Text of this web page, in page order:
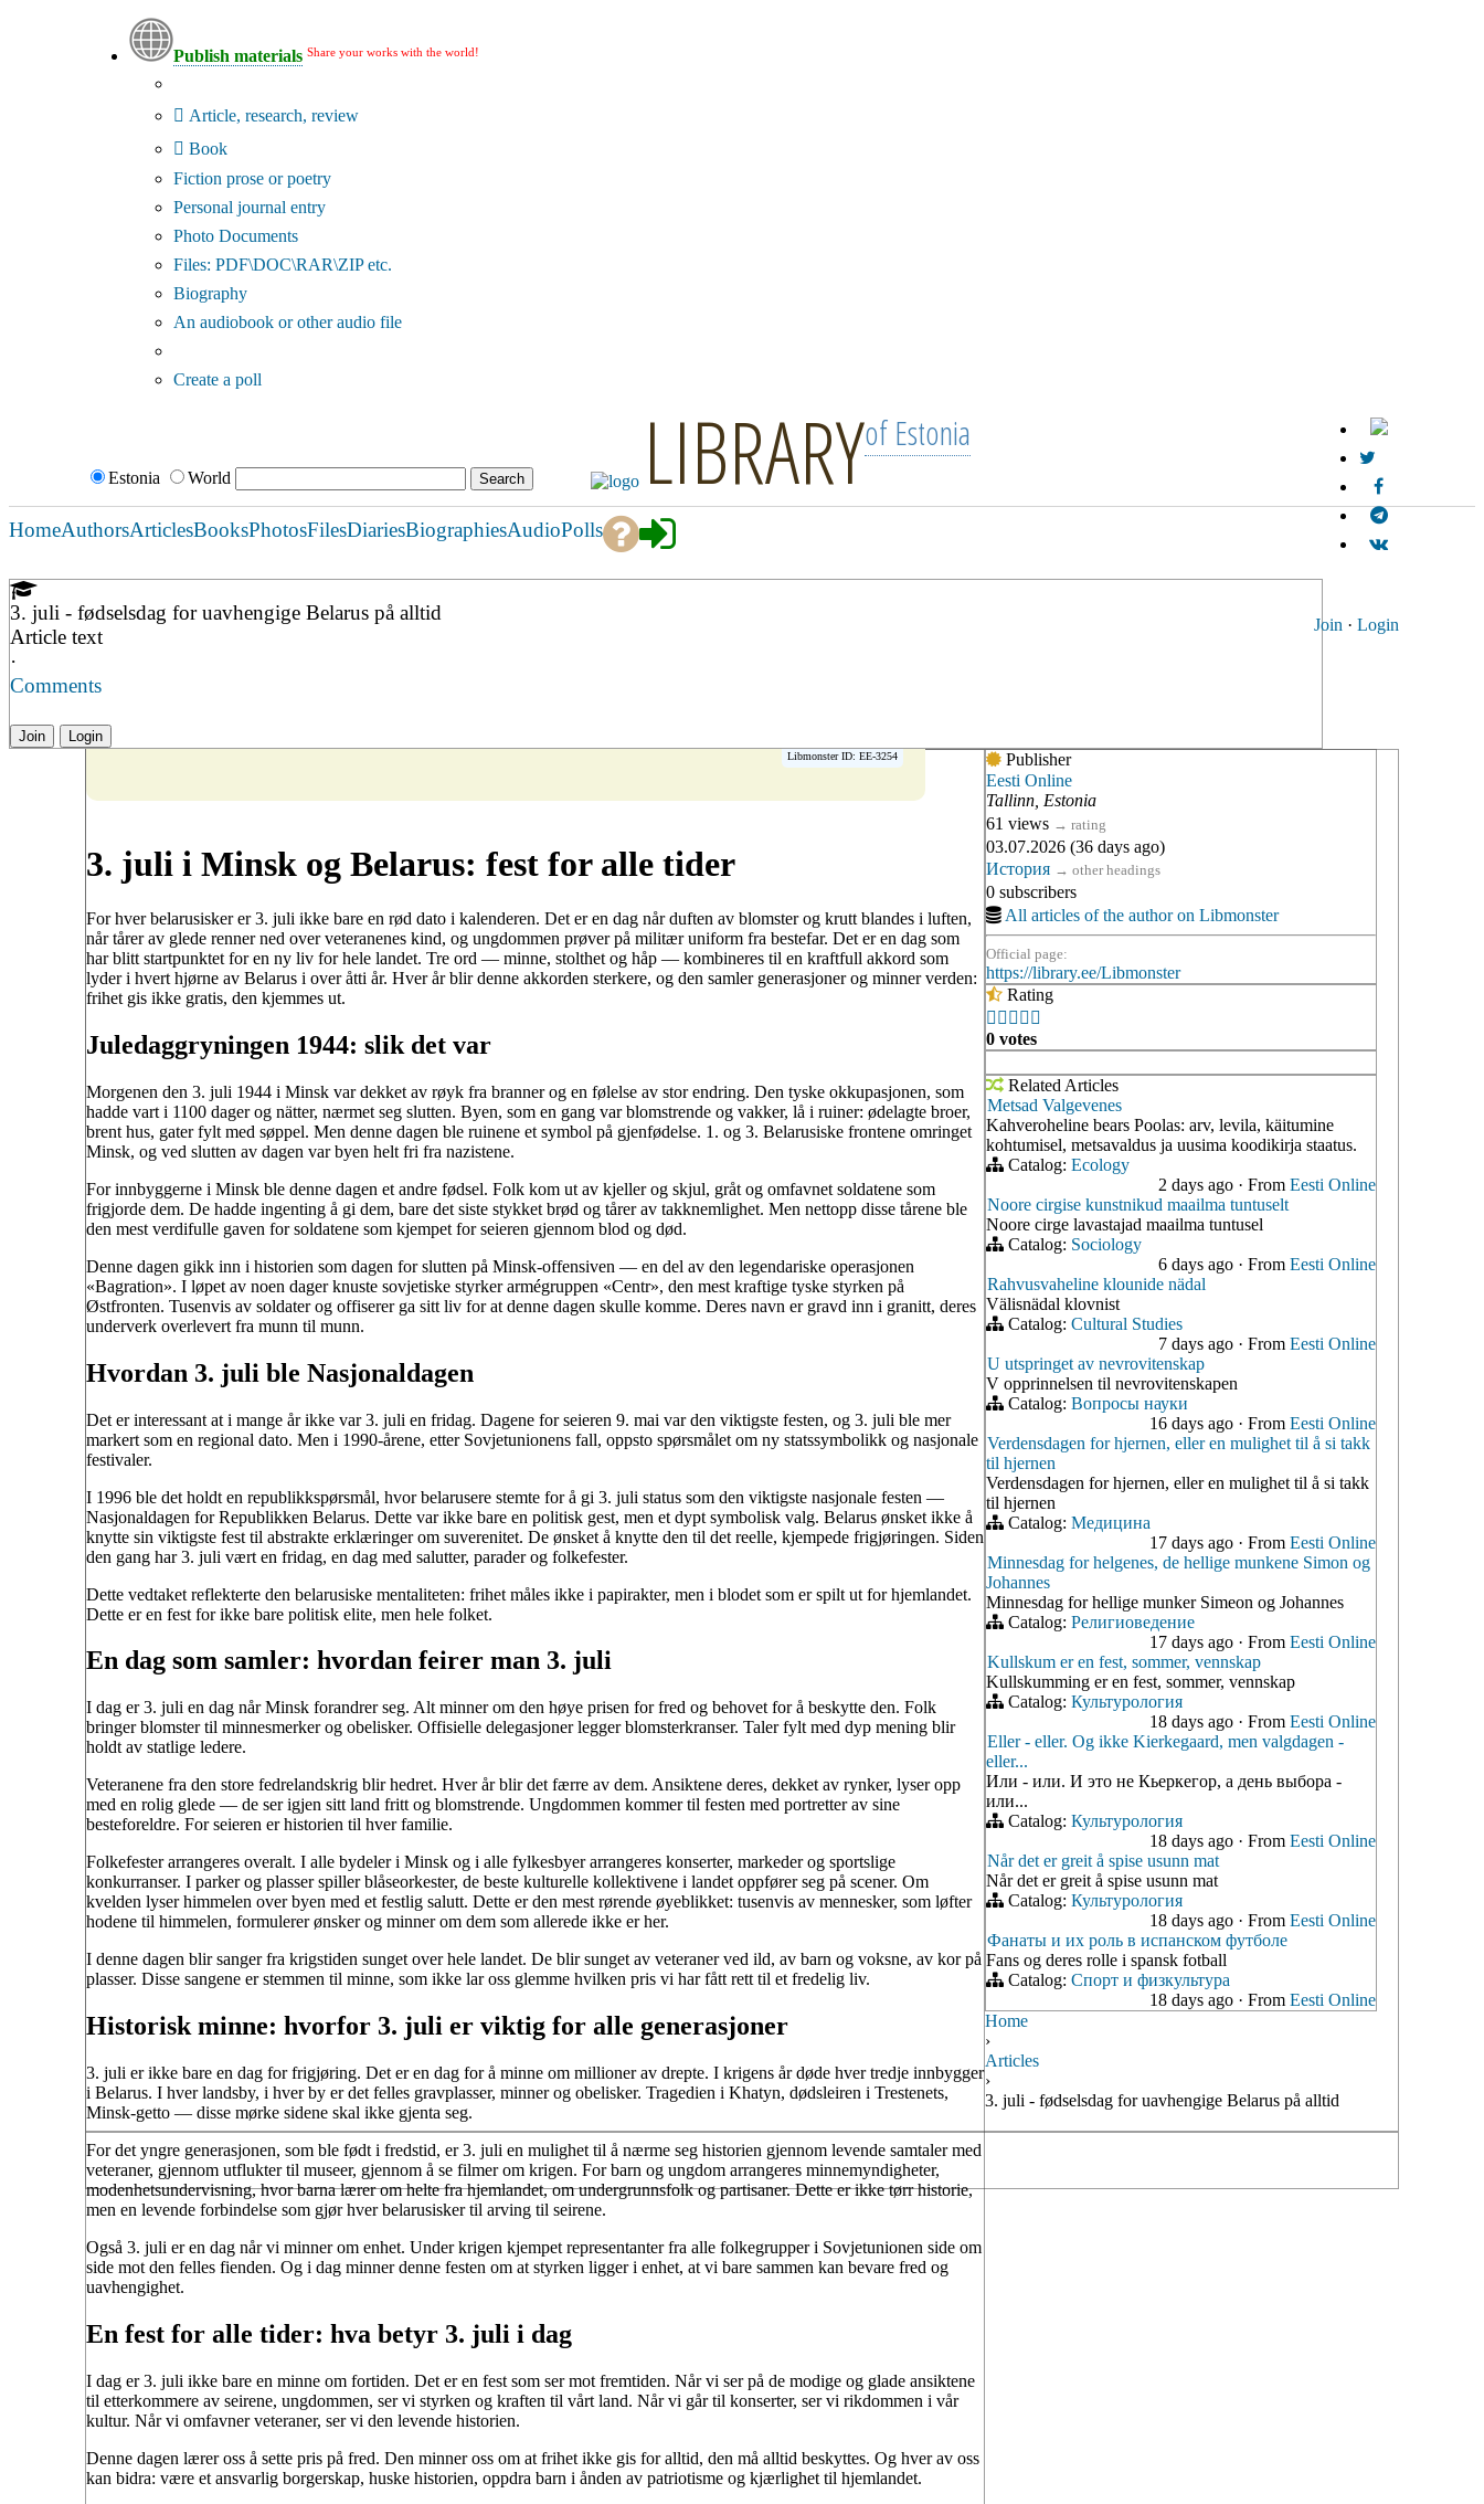
Publish materials Share your works with the world!
Article, research, review
Book
Fiction prose or poetry
Personal journal entry
Photo Documents
Files: PDF\DOC\RAR\ZIP etc.
Biography
An audiobook or other audio file
Create a poll
Estonia World LIBRARYof Estonia
Join · Login
HomeAuthorsArticlesBooksPhotosFilesDiariesBiographiesAudioPolls
3. juli - fødselsdag for uavhengige Belarus på alltid
Article text
·
Comments
Join Login
Libmonster ID: EE-3254
3. juli i Minsk og Belarus: fest for alle tider
For hver belarusisker er 3. juli ikke bare en rød dato i kalenderen. Det er en dag når duften av blomster og krutt blandes i luften,
når tårer av glede renner ned over veteranenes kind, og ungdommen prøver på militær uniform fra bestefar. Det er en dag som
har blitt startpunktet for en ny liv for hele landet. Tre ord — minne, stolthet og håp — kombineres til en kraftfull akkord som
lyder i hvert hjørne av Belarus i over åtti år. Hver år blir denne akkorden sterkere, og den samler generasjoner og minner verden:
frihet gis ikke gratis, den kjemmes ut.
Juledaggryningen 1944: slik det var
Morgenen den 3. juli 1944 i Minsk var dekket av røyk fra branner og en følelse av stor endring. Den tyske okkupasjonen, som
hadde vart i 1100 dager og nätter, nærmet seg slutten. Byen, som en gang var blomstrende og vakker, lå i ruiner: ødelagte broer,
brent hus, gater fylt med søppel. Men denne dagen ble ruinene et symbol på gjenfødelse. 1. og 3. Belarusiske frontene omringet
Minsk, og ved slutten av dagen var byen helt fri fra nazistene.
For innbyggerne i Minsk ble denne dagen et andre fødsel. Folk kom ut av kjeller og skjul, gråt og omfavnet soldatene som
frigjorde dem. De hadde ingenting å gi dem, bare det siste stykket brød og tårer av takknemlighet. Men nettopp disse tårene ble
den mest verdifulle gaven for soldatene som kjempet for seieren gjennom blod og død.
Denne dagen gikk inn i historien som dagen for slutten på Minsk-offensiven — en del av den legendariske operasjonen
«Bagration». I løpet av noen dager knuste sovjetiske styrker armégruppen «Centr», den mest kraftige tyske styrken på
Østfronten. Tusenvis av soldater og offiserer ga sitt liv for at denne dagen skulle komme. Deres navn er gravd inn i granitt, deres
underverk overlevert fra munn til munn.
Hvordan 3. juli ble Nasjonaldagen
Det er interessant at i mange år ikke var 3. juli en fridag. Dagene for seieren 9. mai var den viktigste festen, og 3. juli ble mer
markert som en regional dato. Men i 1990-årene, etter Sovjetunionens fall, oppsto spørsmålet om ny statssymbolikk og nasjonale
festivaler.
I 1996 ble det holdt en republikkspørsmål, hvor belarusere stemte for å gi 3. juli status som den viktigste nasjonale festen —
Nasjonaldagen for Republikken Belarus. Dette var ikke bare en politisk gest, men et dypt symbolisk valg. Belarus ønsket ikke å
knytte sin viktigste fest til abstrakte erklæringer om suverenitet. De ønsket å knytte den til det reelle, kjempede frigjøringen. Siden
den gang har 3. juli vært en fridag, en dag med salutter, parader og folkefester.
Dette vedtaket reflekterte den belarusiske mentaliteten: frihet måles ikke i papirakter, men i blodet som er spilt ut for hjemlandet.
Dette er en fest for ikke bare politisk elite, men hele folket.
En dag som samler: hvordan feirer man 3. juli
I dag er 3. juli en dag når Minsk forandrer seg. Alt minner om den høye prisen for fred og behovet for å beskytte den. Folk
bringer blomster til minnesmerker og obelisker. Offisielle delegasjoner legger blomsterkranser. Taler fylt med dyp mening blir
holdt av statlige ledere.
Veteranene fra den store fedrelandskrig blir hedret. Hver år blir det færre av dem. Ansiktene deres, dekket av rynker, lyser opp
med en rolig glede — de ser igjen sitt land fritt og blomstrende. Ungdommen kommer til festen med portretter av sine
besteforeldre. For seieren er historien til hver familie.
Folkefester arrangeres overalt. I alle bydeler i Minsk og i alle fylkesbyer arrangeres konserter, markeder og sportslige
konkurranser. I parker og plasser spiller blåseorkester, de beste kulturelle kollektivene i landet oppfører seg på scener. Om
kvelden lyser himmelen over byen med et festlig salutt. Dette er den mest rørende øyeblikket: tusenvis av mennesker, som løfter
hodene til himmelen, formulerer ønsker og minner om dem som allerede ikke er her.
I denne dagen blir sanger fra krigstiden sunget over hele landet. De blir sunget av veteraner ved ild, av barn og voksne, av kor på
plasser. Disse sangene er stemmen til minne, som ikke lar oss glemme hvilken pris vi har fått rett til et fredelig liv.
Historisk minne: hvorfor 3. juli er viktig for alle generasjoner
3. juli er ikke bare en dag for frigjøring. Det er en dag for å minne om millioner av drepte. I krigens år døde hver tredje innbygger
i Belarus. I hver landsby, i hver by er det felles gravplasser, minner og obelisker. Tragedien i Khatyn, dødsleiren i Trestenets,
Minsk-getto — disse mørke sidene skal ikke gjenta seg.
For det yngre generasjonen, som ble født i fredstid, er 3. juli en mulighet til å nærme seg historien gjennom levende samtaler med
veteraner, gjennom utflukter til museer, gjennom å se filmer om krigen. For barn og ungdom arrangeres minnemyndigheter,
modenhetsundervisning, hvor barna lærer om helte fra hjemlandet, om undergrunnsfolk og partisaner. Dette er ikke tørr historie,
men en levende forbindelse som gjør hver belarusisker til arving til seirene.
Også 3. juli er en dag når vi minner om enhet. Under krigen kjempet representanter fra alle folkegrupper i Sovjetunionen side om
side mot den felles fienden. Og i dag minner denne festen om at styrken ligger i enhet, at vi bare sammen kan bevare fred og
uavhengighet.
En fest for alle tider: hva betyr 3. juli i dag
I dag er 3. juli ikke bare en minne om fortiden. Det er en fest som ser mot fremtiden. Når vi ser på de modige og glade ansiktene
til etterkommere av seirene, ungdommen, ser vi styrken og kraften til vårt land. Når vi går til konserter, ser vi rikdommen i vår
kultur. Når vi omfavner veteraner, ser vi den levende historien.
Denne dagen lærer oss å sette pris på fred. Den minner oss om at frihet ikke gis for alltid, den må alltid beskyttes. Og hver av oss
kan bidra: være et ansvarlig borgerskap, huske historien, oppdra barn i ånden av patriotisme og kjærlighet til hjemlandet.
Publisher
Eesti Online
Tallinn, Estonia
61 views → rating
03.07.2026 (36 days ago)
История → other headings
0 subscribers
All articles of the author on Libmonster
Official page:
https://library.ee/Libmonster
Rating
    
0 votes
Related Articles
Metsad Valgevenes
Kahveroheline bears Poolas: arv, levila, käitumine
kohtumisel, metsavaldus ja uusima koodikirja staatus.
Catalog: Ecology
2 days ago · From Eesti Online
Noore cirgise kunstnikud maailma tuntuselt
Noore cirge lavastajad maailma tuntusel
Catalog: Sociology
6 days ago · From Eesti Online
Rahvusvaheline klounide nädal
Välisnädal klovnist
Catalog: Cultural Studies
7 days ago · From Eesti Online
U utspringet av nevrovitenskap
V opprinnelsen til nevrovitenskapen
Catalog: Вопросы науки
16 days ago · From Eesti Online
Verdensdagen for hjernen, eller en mulighet til å si takk
til hjernen
Verdensdagen for hjernen, eller en mulighet til å si takk
til hjernen
Catalog: Медицина
17 days ago · From Eesti Online
Minnesdag for helgenes, de hellige munkene Simon og
Johannes
Minnesdag for hellige munker Simeon og Johannes
Catalog: Религиоведение
17 days ago · From Eesti Online
Kullskum er en fest, sommer, vennskap
Kullskumming er en fest, sommer, vennskap
Catalog: Культурология
18 days ago · From Eesti Online
Eller - eller. Og ikke Kierkegaard, men valgdagen -
eller...
Или - или. И это не Кьеркегор, а день выбора -
или...
Catalog: Культурология
18 days ago · From Eesti Online
Når det er greit å spise usunn mat
Når det er greit å spise usunn mat
Catalog: Культурология
18 days ago · From Eesti Online
Фанаты и их роль в испанском футболе
Fans og deres rolle i spansk fotball
Catalog: Спорт и физкультура
18 days ago · From Eesti Online
Home
›
Articles
›
3. juli - fødselsdag for uavhengige Belarus på alltid